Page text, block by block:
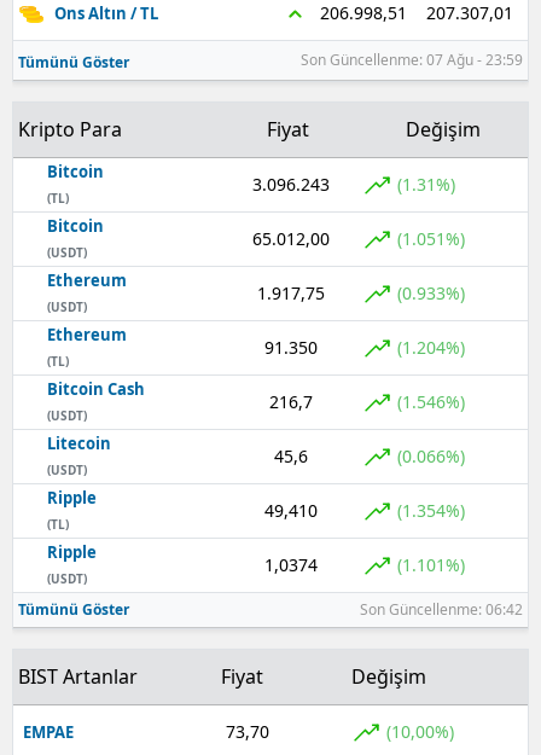
Ons Altın / TL 206.998,51 207.307,01
Tümünü Göster Son Güncellenme: 07 Ağu - 23:59
Kripto Para Fiyat Değişim
Bitcoin
(TL)
3.096.243 (1.31%)
Bitcoin
(USDT)
65.012,00 (1.051%)
Ethereum
(USDT)
1.917,75 (0.933%)
Ethereum
(TL)
91.350 (1.204%)
Bitcoin Cash
(USDT)
216,7 (1.546%)
Litecoin
(USDT)
45,6 (0.066%)
Ripple
(TL)
49,410 (1.354%)
Ripple
(USDT)
1,0374 (1.101%)
Tümünü Göster Son Güncellenme: 06:42
BIST Artanlar Fiyat Değişim
EMPAE 73,70 (10,00%)